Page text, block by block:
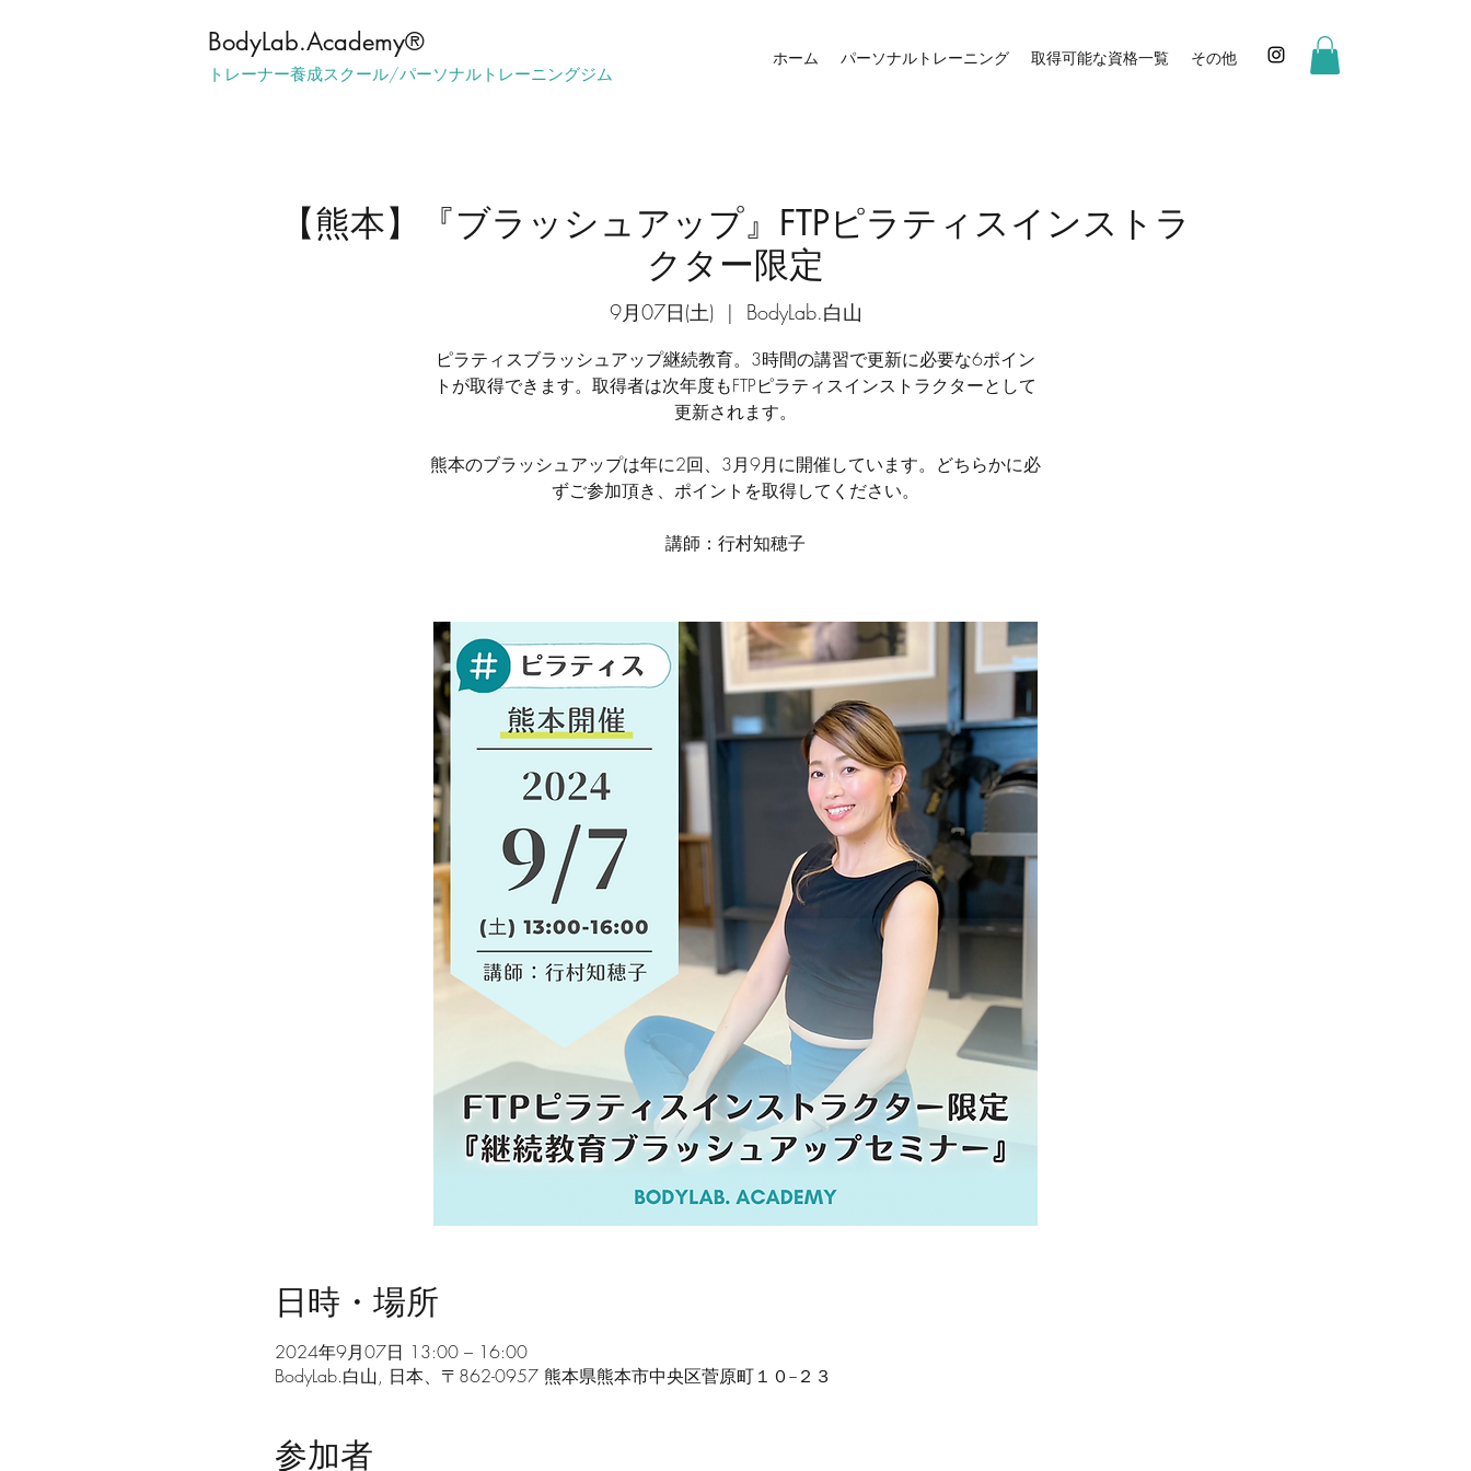
​BodyLab.Academy®︎
トレーナー養成スクール/パーソナルトレーニングジム
ホーム パーソナルトレーニング 取得可能な資格一覧 その他
【熊本】『ブラッシュアップ』FTPピラティスインストラ
クター限定
9月07日(土)
  |
BodyLab.白山
ピラティスブラッシュアップ継続教育。3時間の講習で更新に必要な6ポイン
トが取得できます。取得者は次年度もFTPピラティスインストラクターとして
更新されます。
熊本のブラッシュアップは年に2回、3月9月に開催しています。どちらかに必
ずご参加頂き、ポイントを取得してください。
講師：行村知穂子
日時・場所
2024年9月07日 13:00 – 16:00
BodyLab.白山, 日本、〒862-0957 熊本県熊本市中央区菅原町１０−２３
参加者